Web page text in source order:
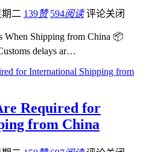
期二 139赞 594阅读 评论关闭
When Shipping from China 📦
delays ar…
Required for
from China